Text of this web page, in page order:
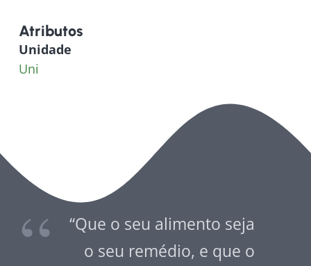
Atributos
Unidade
Uni
“Que o seu alimento seja
o seu remédio, e que o